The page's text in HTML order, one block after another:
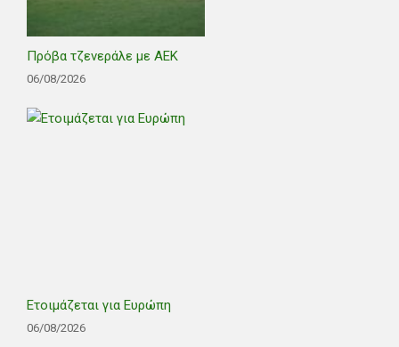
Πρόβα τζενεράλε με ΑΕΚ
06/08/2026
Ετοιμάζεται για Ευρώπη
06/08/2026